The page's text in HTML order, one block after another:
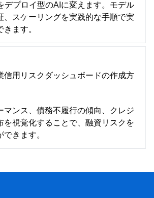
デプロイ型のAIに変えます。モデル
、スケーリングを実践的な手順で実
ます。
信用リスクダッシュボードの作成方
マンス、債務不履行の傾向、クレジ
を視覚化することで、融資リスクを
きます。